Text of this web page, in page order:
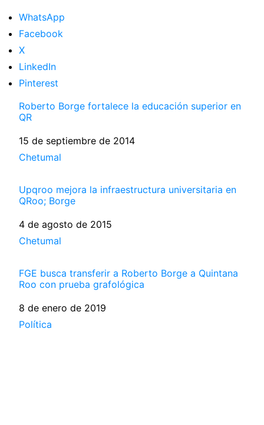
WhatsApp
Facebook
X
LinkedIn
Pinterest
Roberto Borge fortalece la educación superior en
QR
Fecha
15 de septiembre de 2014
Respecto a
Chetumal
Upqroo mejora la infraestructura universitaria en
QRoo; Borge
Fecha
4 de agosto de 2015
Respecto a
Chetumal
FGE busca transferir a Roberto Borge a Quintana
Roo con prueba grafológica
Fecha
8 de enero de 2019
Respecto a
Política